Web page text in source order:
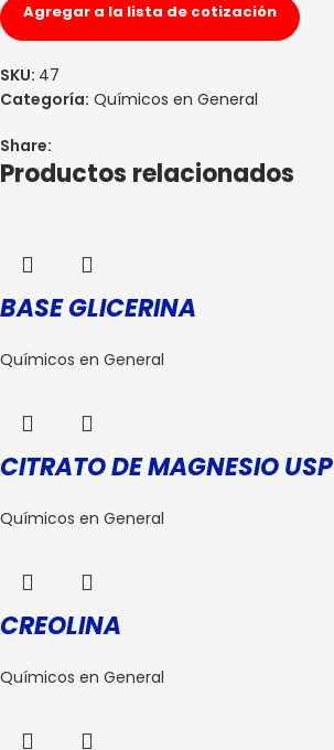
Agregar a la lista de cotización
SKU: 47
Categoría: Químicos en General
Share:
Productos relacionados
BASE GLICERINA
Químicos en General
CITRATO DE MAGNESIO USP
Químicos en General
CREOLINA
Químicos en General